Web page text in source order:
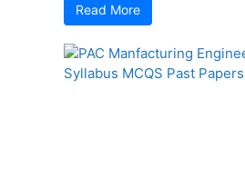
Read More